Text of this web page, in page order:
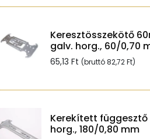
Keresztösszekötő
galv. horg., 60/0,70
65,13 Ft (bruttó82,72Ft)
Kerekített függesztő
horg., 180/0,80 mm